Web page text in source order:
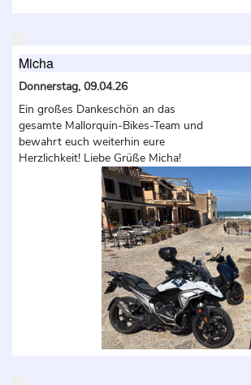
Micha
Donnerstag, 09.04.26
Ein großes Dankeschön an das
gesamte Mallorquin-Bikes-Team und
bewahrt euch weiterhin eure
Herzlichkeit! Liebe Grüße Micha!